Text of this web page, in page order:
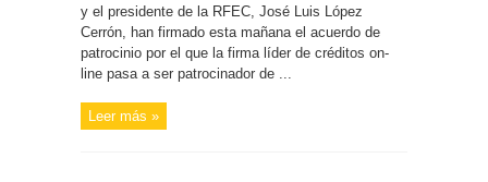
y el presidente de la RFEC, José Luis López
Cerrón, han firmado esta mañana el acuerdo de
patrocinio por el que la firma líder de créditos on-
line pasa a ser patrocinador de ...
Leer más »